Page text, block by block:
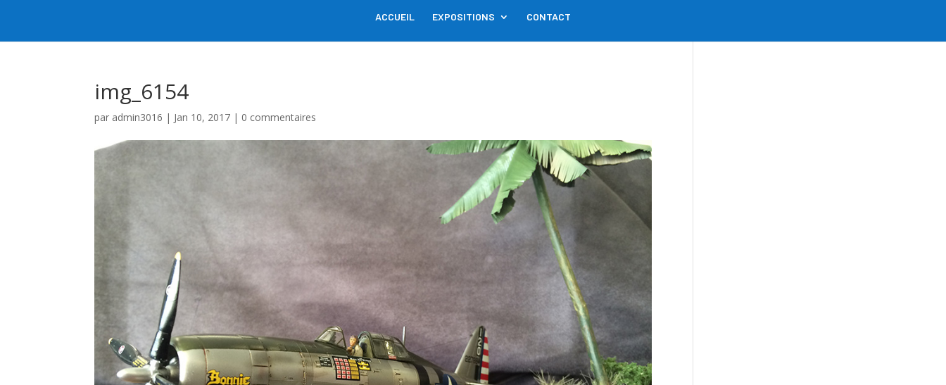
ACCUEIL EXPOSITIONS CONTACT
img_6154
par admin3016 | Jan 10, 2017 | 0 commentaires